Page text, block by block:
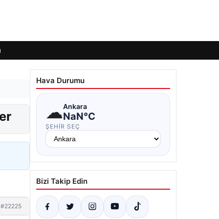
#22225
Hava Durumu
☁Ankara
NaN°C
ŞEHIR SEÇ
Bizi Takip Edin